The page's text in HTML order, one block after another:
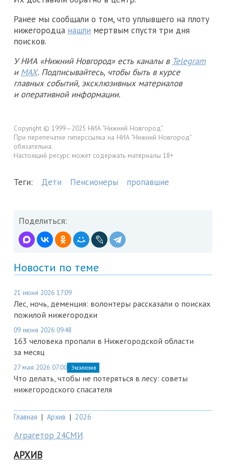
Ранее мы сообщали о том, что уплывшего на плоту
нижегородца нашли мертвым спустя три дня
поисков.
У НИА «Нижний Новгород» есть каналы в Telegram
и MAX. Подписывайтесь, чтобы быть в курсе
главных событий, эксклюзивных материалов
и оперативной информации.
Copyright © 1999—2025 НИА "Нижний Новгород".
При перепечатке гиперссылка на НИА "Нижний Новгород"
обязательна.
Настоящий ресурс может содержать материалы 18+
Теги: Дети Пенсионеры пропавшие
Поделиться:
Новости по теме
21 июня 2026 17:09
Лес, ночь, деменция: волонтеры рассказали о поисках
пожилой нижегородки
09 июня 2026 09:48
163 человека пропали в Нижегородской области
за месяц
27 мая 2026 07:00 Эксклюзив
Что делать, чтобы не потеряться в лесу: советы
нижегородского спасателя
Главная | Архив | 2026
Аграгетор 24СМИ
АРХИВ